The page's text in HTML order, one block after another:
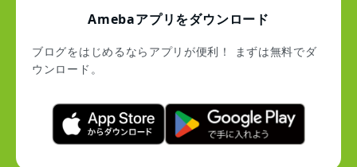
Amebaアプリをダウンロード
ブログをはじめるならアプリが便利！ まずは無料でダ
ウンロード。